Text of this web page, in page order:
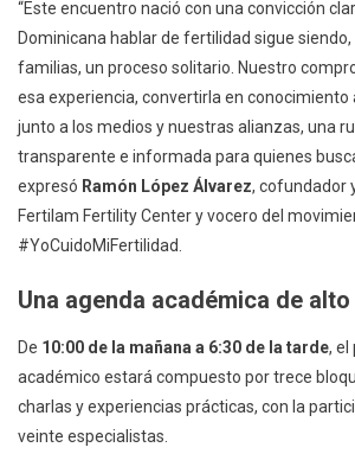
“Este encuentro nació con una convicción
Dominicana hablar de fertilidad sigue
familias, un proceso solitario. Nuestro
esa experiencia, convertirla en conocimiento
junto a los medios y nuestras alianzas, una
transparente e informada para quienes
expresó Ramón López Álvarez, cofundador
Fertilam Fertility Center y vocero del
#YoCuidoMiFertilidad.
Una agenda académica de alto
De 10:00 de la mañana a 6:30 de la tarde, el
académico estará compuesto por trece
charlas y experiencias prácticas, con la
veinte especialistas.